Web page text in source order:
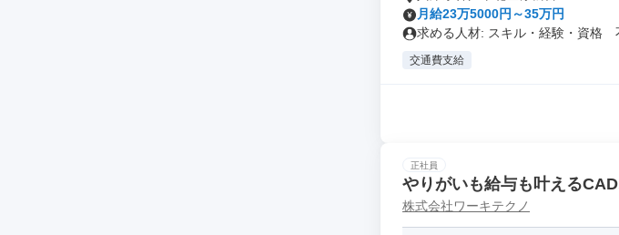
月給23万5000円～35万円
求める人材: スキル・経験・資格
交通費支給
正社員
やりがいも給与も叶える
株式会社ワーキテクノ